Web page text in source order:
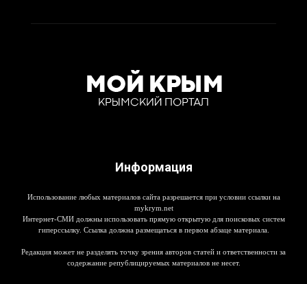
Информация
Использование любых материалов сайта разрешается при условии ссылки на
mykrym.net
Интернет-СМИ должны использовать прямую открытую для поисковых систем
гиперссылку. Ссылка должна размещаться в первом абзаце материала.
Редакция может не разделять точку зрения авторов статей и ответственности за
содержание републицируемых материалов не несет.